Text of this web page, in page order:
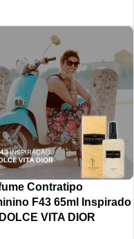
Contratipo
F43 65ml Inspirado
VITA DIOR